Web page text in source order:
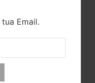
Email.